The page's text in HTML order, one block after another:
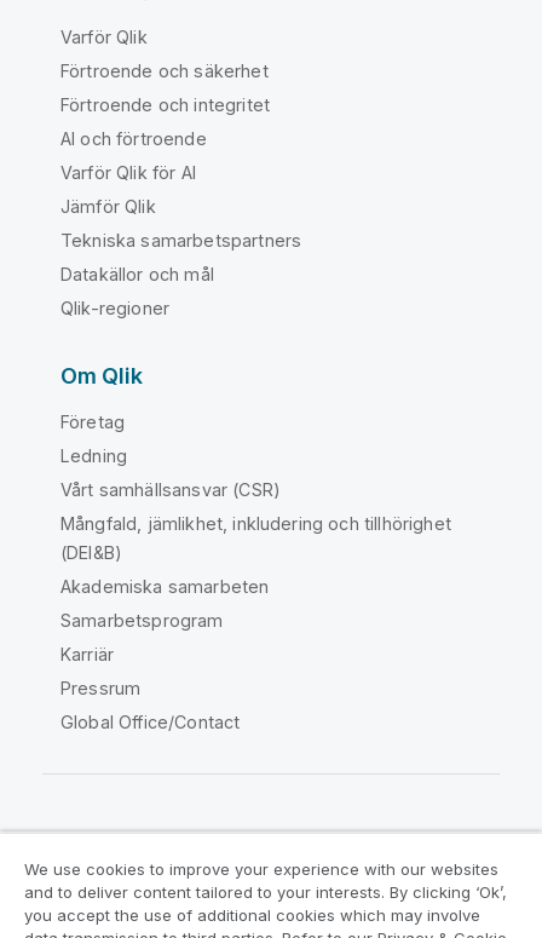
Varför Qlik
Förtroende och säkerhet
Förtroende och integritet
AI och förtroende
Varför Qlik för AI
Jämför Qlik
Tekniska samarbetspartners
Datakällor och mål
Qlik-regioner
Om Qlik
Företag
Ledning
Vårt samhällsansvar (CSR)
Mångfald, jämlikhet, inkludering och tillhörighet
(DEI&B)
Akademiska samarbeten
Samarbetsprogram
Karriär
Pressrum
Global Office/Contact
Juridiska avtal
Produktvillkor
We use cookies to improve your experience with our websites
and to deliver content tailored to your interests. By clicking ‘Ok’,
you accept the use of additional cookies which may involve